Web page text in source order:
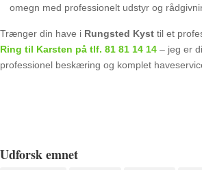
omegn med professionelt udstyr og
Trænger din have i Rungsted Kyst til et
Ring til Karsten på tlf. 81 81 14 14 – jeg er
professionel beskæring og komplet
Udforsk emnet